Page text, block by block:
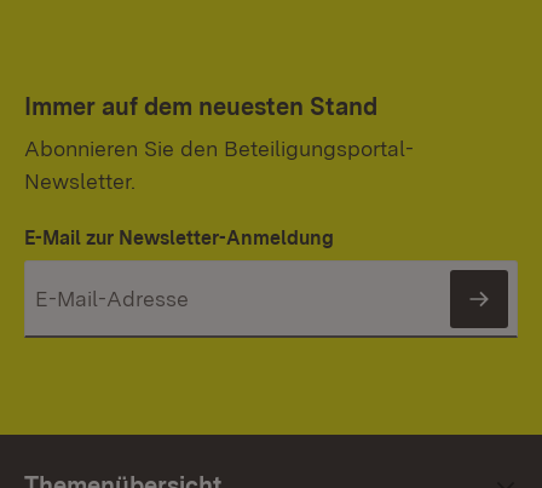
Immer auf dem neuesten Stand
Abonnieren Sie den Beteiligungsportal-
Newsletter.
E-Mail zur Newsletter-Anmeldung